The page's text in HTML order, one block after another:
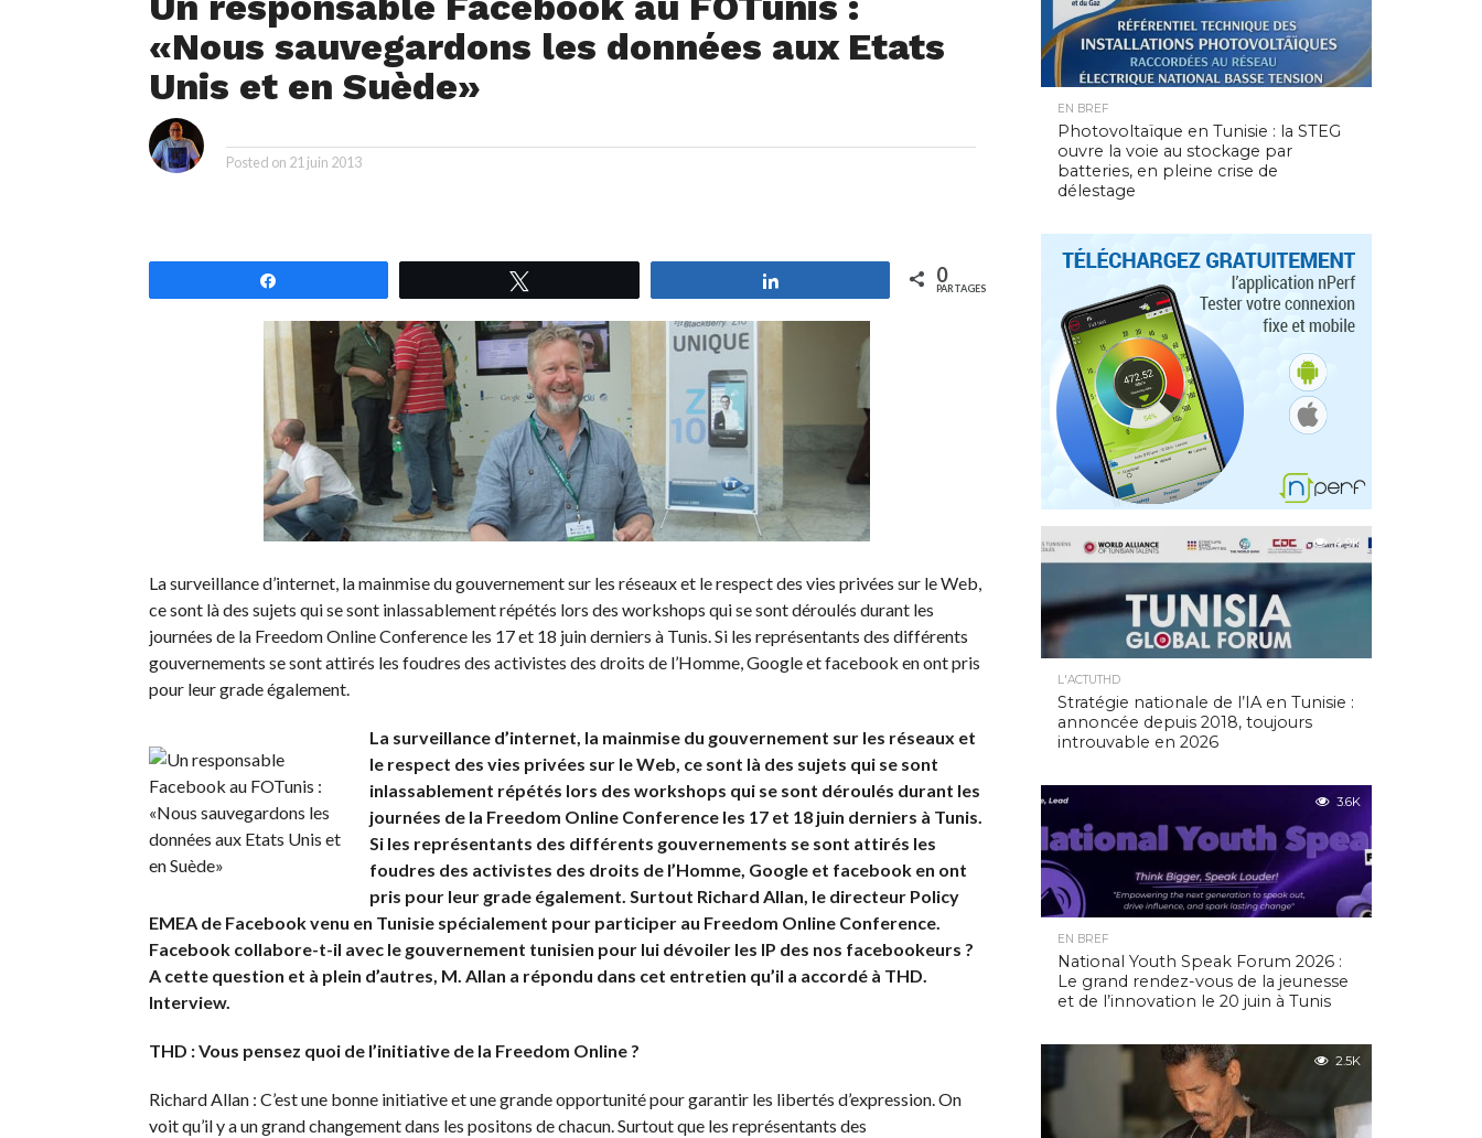
«Nous sauvegardons les données aux Etats
Unis et en Suède»
Posted on 21 juin 2013
0
PARTAGES
La surveillance d’internet, la mainmise du gouvernement sur les réseaux et le respect des vies privées sur le Web,
ce sont là des sujets qui se sont inlassablement répétés lors des workshops qui se sont déroulés durant les
journées de la Freedom Online Conference les 17 et 18 juin derniers à Tunis. Si les représentants des différents
gouvernements se sont attirés les foudres des activistes des droits de l’Homme, Google et facebook en ont pris
pour leur grade également.
La surveillance d’internet, la mainmise du gouvernement sur les réseaux et
le respect des vies privées sur le Web, ce sont là des sujets qui se sont
inlassablement répétés lors des workshops qui se sont déroulés durant les
journées de la Freedom Online Conference les 17 et 18 juin derniers à Tunis.
Si les représentants des différents gouvernements se sont attirés les
foudres des activistes des droits de l’Homme, Google et facebook en ont
pris pour leur grade également. Surtout Richard Allan, le directeur Policy
EMEA de Facebook venu en Tunisie spécialement pour participer au Freedom Online Conference.
Facebook collabore-t-il avec le gouvernement tunisien pour lui dévoiler les IP des nos facebookeurs ?
A cette question et à plein d’autres, M. Allan a répondu dans cet entretien qu’il a accordé à THD.
Interview.
THD : Vous pensez quoi de l’initiative de la Freedom Online ?
Richard Allan : C’est une bonne initiative et une grande opportunité pour garantir les libertés d’expression. On
voit qu’il y a un grand changement dans les positons de chacun. Surtout que les représentants des
EN BREF
Photovoltaïque en Tunisie : la STEG
ouvre la voie au stockage par
batteries, en pleine crise de
délestage
4.9K
L'ACTUTHD
Stratégie nationale de l’IA en Tunisie :
annoncée depuis 2018, toujours
introuvable en 2026
3.6K
EN BREF
National Youth Speak Forum 2026 :
Le grand rendez-vous de la jeunesse
et de l’innovation le 20 juin à Tunis
2.5K